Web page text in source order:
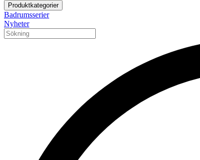
Produktkategorier
Badrumsserier
Nyheter